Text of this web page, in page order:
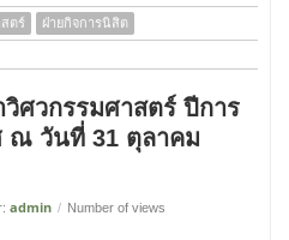
ตร์ ฝ่ายกิจการนิสิต
วกรรมศาสตร์ ปีการ
ณ วันที่ 31 ตุลาคม
admin / Number of views